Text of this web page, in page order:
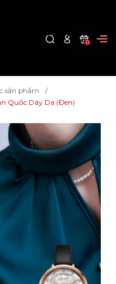
0
sản phẩm
Quốc Dây Da (Đen)